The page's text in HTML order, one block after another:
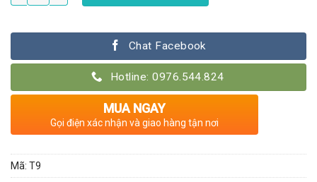
Chat Facebook
Hotline: 0976.544.824
MUA NGAY
Gọi điện xác nhận và giao hàng tận nơi
Mã: T9